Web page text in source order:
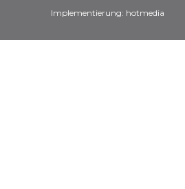
Implementierung: hotmedia